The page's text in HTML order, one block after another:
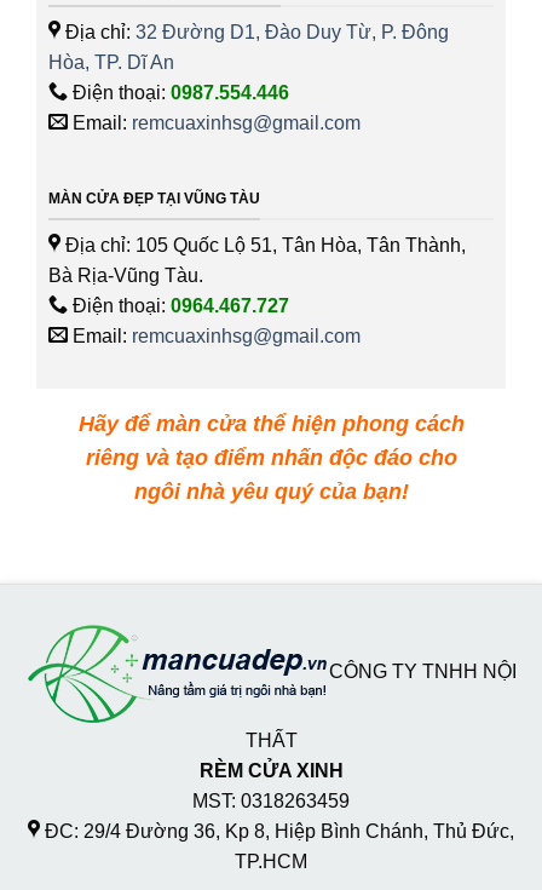
Địa chỉ: 32 Đường D1, Đào Duy Từ, P. Đông
Hòa, TP. Dĩ An
Điện thoại: 0987.554.446
Email: remcuaxinhsg@gmail.com
MÀN CỬA ĐẸP TẠI VŨNG TÀU
Địa chỉ: 105 Quốc Lộ 51, Tân Hòa, Tân Thành,
Bà Rịa-Vũng Tàu.
Điện thoại: 0964.467.727
Email: remcuaxinhsg@gmail.com
Hãy để màn cửa thể hiện phong cách
riêng và tạo điểm nhấn độc đáo cho
ngôi nhà yêu quý của bạn!
CÔNG TY TNHH NỘI
THẤT
RÈM CỬA XINH
MST: 0318263459
ĐC: 29/4 Đường 36, Kp 8, Hiệp Bình Chánh, Thủ Đức,
TP.HCM